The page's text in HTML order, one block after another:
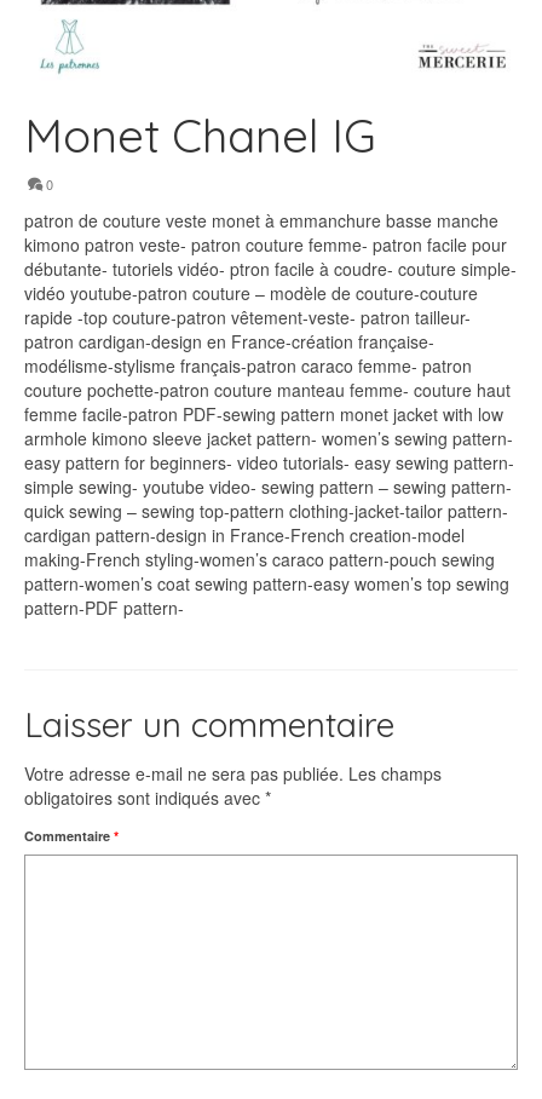
Monet Chanel IG
0
patron de couture veste monet à emmanchure basse manche
kimono patron veste- patron couture femme- patron facile pour
débutante- tutoriels vidéo- ptron facile à coudre- couture simple-
vidéo youtube-patron couture – modèle de couture-couture
rapide -top couture-patron vêtement-veste- patron tailleur-
patron cardigan-design en France-création française-
modélisme-stylisme français-patron caraco femme- patron
couture pochette-patron couture manteau femme- couture haut
femme facile-patron PDF-sewing pattern monet jacket with low
armhole kimono sleeve jacket pattern- women’s sewing pattern-
easy pattern for beginners- video tutorials- easy sewing pattern-
simple sewing- youtube video- sewing pattern – sewing pattern-
quick sewing – sewing top-pattern clothing-jacket-tailor pattern-
cardigan pattern-design in France-French creation-model
making-French styling-women’s caraco pattern-pouch sewing
pattern-women’s coat sewing pattern-easy women’s top sewing
pattern-PDF pattern-
Laisser un commentaire
Votre adresse e-mail ne sera pas publiée. Les champs
obligatoires sont indiqués avec *
Commentaire *